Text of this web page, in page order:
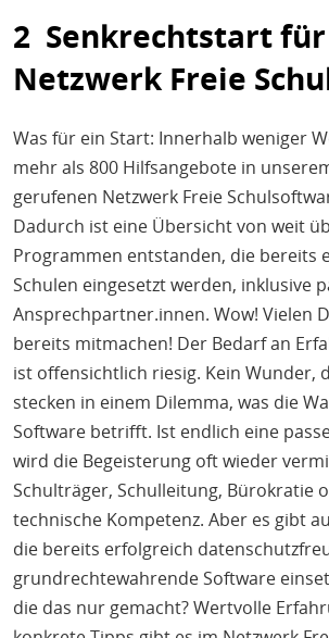
2 Senkrechtstart für
Netzwerk Freie
Was für ein Start: Innerhalb weniger
mehr als 800 Hilfsangebote in
gerufenen Netzwerk Freie
Dadurch ist eine Übersicht von weit
Programmen entstanden, die bereits
Schulen eingesetzt werden, inklusive
Ansprechpartner.innen. Wow! Vielen
bereits mitmachen! Der Bedarf an
ist offensichtlich riesig. Kein Wunder,
stecken in einem Dilemma, was die
Software betrifft. Ist endlich eine
wird die Begeisterung oft wieder
Schulträger, Schulleitung, Bürokratie
technische Kompetenz. Aber es gibt
die bereits erfolgreich
grundrechtewahrende Software
die das nur gemacht? Wertvolle